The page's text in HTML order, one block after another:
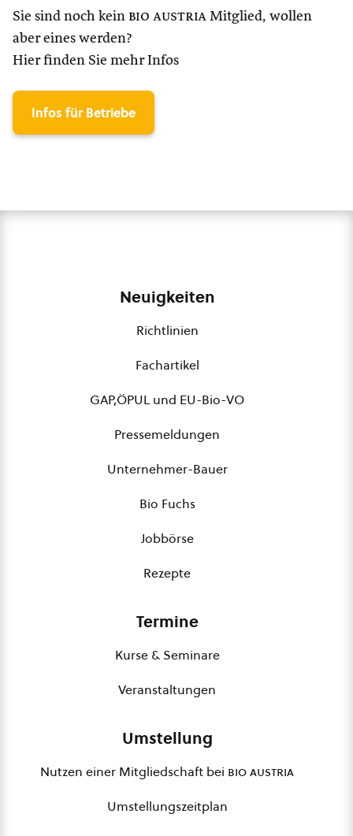
Sie sind noch kein bio austria Mitglied, wollen
aber eines werden?
Hier finden Sie mehr Infos
Infos für Betriebe
Neuigkeiten
Richtlinien
Fachartikel
GAP,ÖPUL und EU-Bio-VO
Pressemeldungen
Unternehmer-Bauer
Bio Fuchs
Jobbörse
Rezepte
Termine
Kurse & Seminare
Veranstaltungen
Umstellung
Nutzen einer Mitgliedschaft bei bio austria
Umstellungszeitplan